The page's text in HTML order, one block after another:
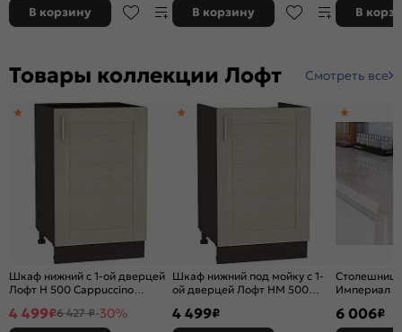
В корзину В корзину В
Товары коллекции Лофт Смотреть все
Шкаф нижний с 1-ой дверцей
Лофт Н 500 Cappuccino
4 499₽6 427 ₽-30%
Шкаф нижний под мойку с 1-
ой дверцей Лофт НМ 500
4 499₽
Империал
6 006₽